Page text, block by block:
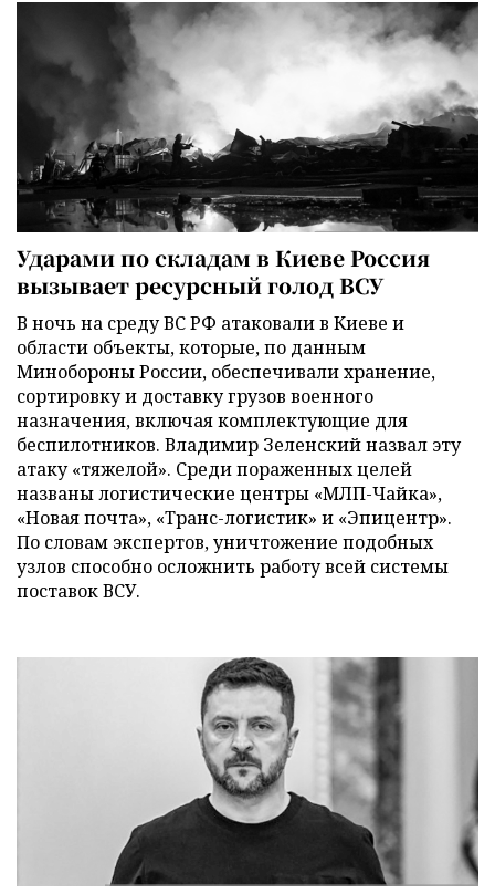
Ударами по складам в Киеве Россия
вызывает ресурсный голод ВСУ
В ночь на среду ВС РФ атаковали в Киеве и
области объекты, которые, по данным
Минобороны России, обеспечивали хранение,
сортировку и доставку грузов военного
назначения, включая комплектующие для
беспилотников. Владимир Зеленский назвал эту
атаку «тяжелой». Среди пораженных целей
названы логистические центры «МЛП-Чайка»,
«Новая почта», «Транс-логистик» и «Эпицентр».
По словам экспертов, уничтожение подобных
узлов способно осложнить работу всей системы
поставок ВСУ.